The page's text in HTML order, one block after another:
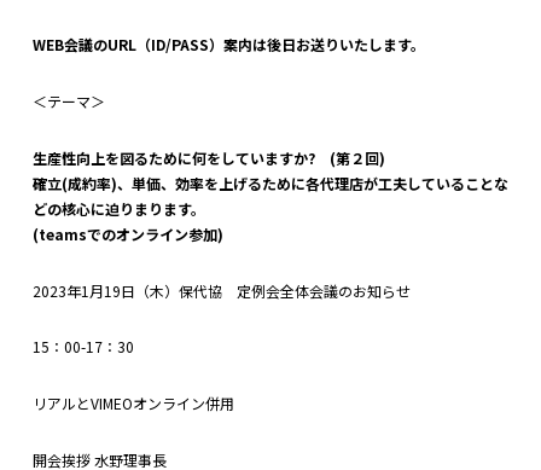
WEB会議のURL（ID/PASS）案内は後日お送りいたします。
＜テーマ＞
生産性向上を図るために何をしていますか? (第２回)
確立(成約率)、単価、効率を上げるために各代理店が工夫していることな
どの核心に迫りまります。
(teamsでのオンライン参加)
2023年1月19日（木）保代協 定例会全体会議のお知らせ
15：00-17：30
リアルとVIMEOオンライン併用
開会挨拶 水野理事長